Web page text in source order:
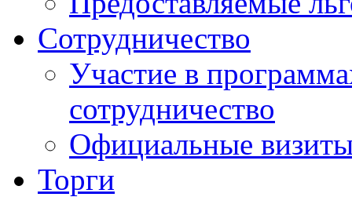
Сотрудничество
Участие в
сотрудничество
Официальные
Торги